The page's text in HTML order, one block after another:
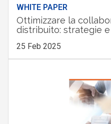
WHITE PAPER
Ottimizzare la
distribuito: strategie
25 Feb 2025